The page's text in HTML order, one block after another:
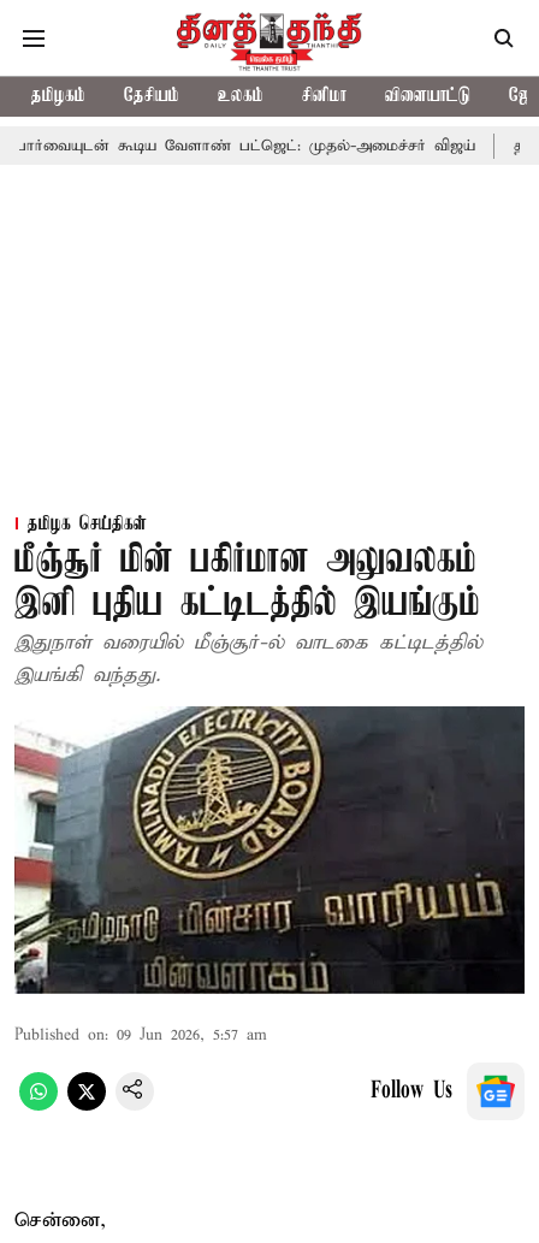
தமிழகம் தேசியம் உலகம் சினிமா விளையாட்டு
கூடிய வேளாண் பட்ஜெட்: முதல்-அமைச்சர் விஜய் தமிழக
தமிழக செய்திகள்
மீஞ்சூர் மின் பகிர்மான அலுவலகம்
இனி புதிய கட்டிடத்தில் இயங்கும்
இதுநாள் வரையில் மீஞ்சூர்-ல் வாடகை கட்டிடத்தில்
இயங்கி வந்தது.
Published on: 09 Jun 2026, 5:57 am
Follow Us
சென்னை,